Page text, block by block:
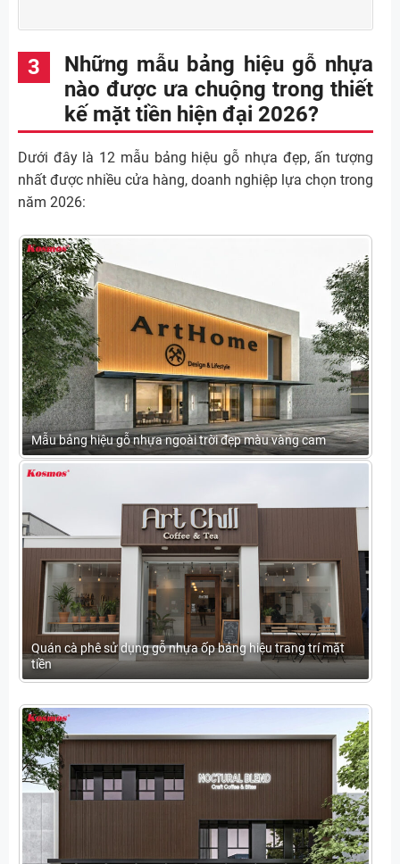
Những mẫu bảng hiệu gỗ nhựa
nào được ưa chuộng trong thiết
kế mặt tiền hiện đại 2026?
Dưới đây là 12 mẫu bảng hiệu gỗ nhựa đẹp, ấn tượng
nhất được nhiều cửa hàng, doanh nghiệp lựa chọn trong
năm 2026:
Mẫu bảng hiệu gỗ nhựa ngoài trời đẹp màu vàng cam
Quán cà phê sử dụng gỗ nhựa ốp bảng hiệu trang trí mặt
tiền